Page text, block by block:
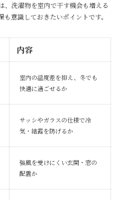
、洗濯物を室内で干す機会も増える
意識しておきたいポイントです。
内容
室内の温度差を抑え、冬でも
快適に過ごせるか
サッシやガラスの仕様で冷
気・結露を防げるか
強風を受けにくい玄関・窓の
配置か